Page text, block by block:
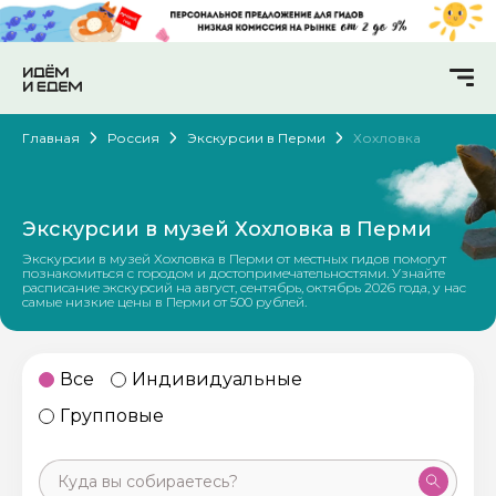
Главная Россия Экскурсии в Перми Хохловка
Экскурсии в музей Хохловка в Перми
Экскурсии в музей Хохловка в Перми от местных гидов помогут
познакомиться с городом и достопримечательностями. Узнайте
расписание экскурсий на август, сентябрь, октябрь 2026 года, у нас
самые низкие цены в Перми от 500 рублей.
Все
Индивидуальные
Групповые